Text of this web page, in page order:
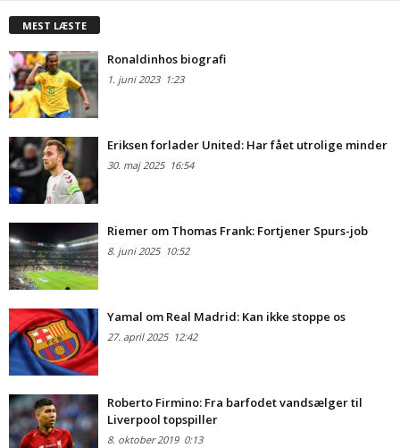
MEST LÆSTE
Ronaldinhos biografi
1. juni 20231:23
Eriksen forlader United: Har fået utrolige minder
30. maj 202516:54
Riemer om Thomas Frank: Fortjener Spurs-job
8. juni 202510:52
Yamal om Real Madrid: Kan ikke stoppe os
27. april 202512:42
Roberto Firmino: Fra barfodet vandsælger til
Liverpool topspiller
8. oktober 20190:13